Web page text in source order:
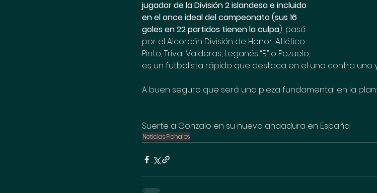
jugador de la División 2 islandesa e incluido
en el once ideal del campeonato (sus 16
goles en 22 partidos tienen la culpa), pasó
por el Alcorcón División de Honor, Atlético
Pinto, Trival Valderas, Leganés “B” o Pozuelo,
es un futbolista rápido que destaca en el uno contra uno
A buen seguro que será una pieza fundamental en la
Suerte a Gonzalo en su nueva andadura en España.
NoticiasFichajes